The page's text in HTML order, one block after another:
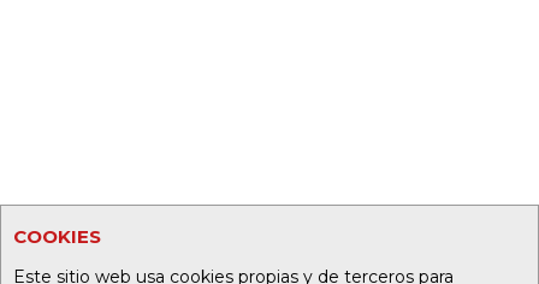
COOKIES
Este sitio web usa cookies propias y de terceros para